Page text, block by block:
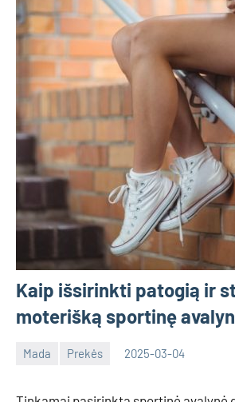
Kaip išsirinkti patogią ir
moterišką sportinę
Mada Prekės 2025-03-04